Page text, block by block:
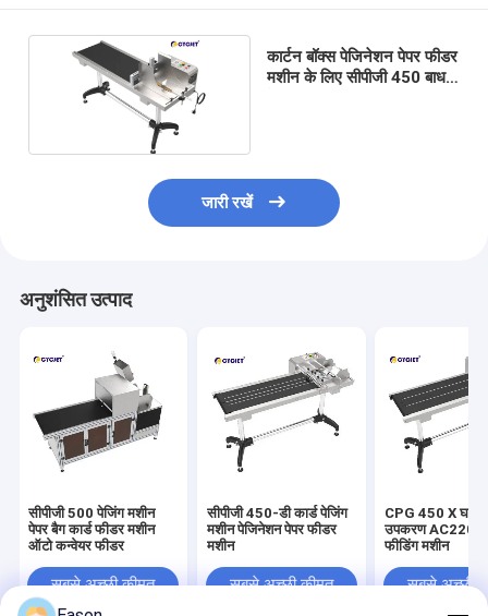
कार्टन बॉक्स पेजिनेशन पेपर फीडर
मशीन के लिए सीपीजी 450 बाधक
जारी रखें
अनुशंसित उत्पाद
सीपीजी 500 पेजिंग मशीन
पेपर बैग कार्ड फीडर मशीन
ऑटो कन्वेयर फीडर
सबसे अच्छी कीमत
सीपीजी 450-डी कार्ड पेजिंग
मशीन पेजिनेशन पेपर फीडर
मशीन
सबसे अच्छी कीमत
CPG 450 X घर्षण
उपकरण AC220V
फीडिंग मशीन
सबसे अच्छी